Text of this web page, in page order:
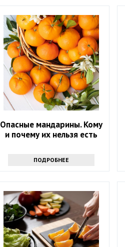
Опасные мандарины. Кому
и почему их нельзя есть
ПОДРОБНЕЕ